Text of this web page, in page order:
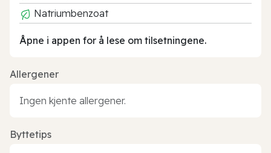
Natriumbenzoat
Åpne i appen for å lese om tilsetningene.
Allergener
Ingen kjente allergener.
Byttetips